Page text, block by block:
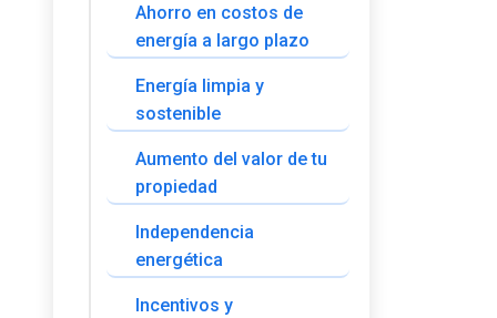
Ahorro en costos de
energía a largo plazo
Energía limpia y
sostenible
Aumento del valor de tu
propiedad
Independencia
energética
Incentivos y